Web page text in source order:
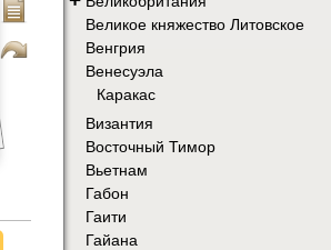
Великое княжество Литовское
Венгрия
Венесуэла
Каракас
Византия
Восточный Тимор
Вьетнам
Габон
Гаити
Гайана